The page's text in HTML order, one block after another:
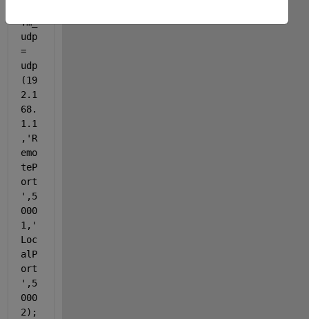
.m_
udp
=
udp
(19
2.1
68.
1.1
, 'R
emo
teP
ort
' ,5
000
1, '
Loc
alP
ort
' ,5
000
2);